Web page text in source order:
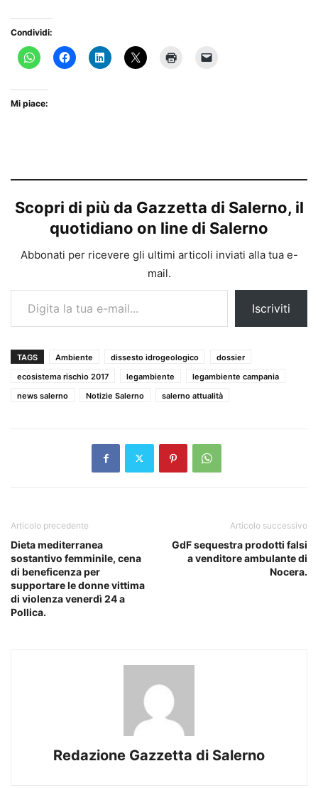
Condividi:
Mi piace:
Scopri di più da Gazzetta di Salerno, il
quotidiano on line di Salerno
Abbonati per ricevere gli ultimi articoli inviati alla tua e-
mail.
Digita la tua e-mail...
Iscriviti
TAGS Ambiente dissesto idrogeologico
dossier
ecosistema rischio 2017
legambiente
legambiente campania
news salerno
Notizie Salerno salerno attualità
Articolo precedente
Dieta mediterranea
sostantivo femminile, cena
di beneficenza per
supportare le donne vittima
di violenza venerdì 24 a
Pollica.
Articolo successivo
GdF sequestra prodotti falsi
a venditore ambulante di
Nocera.
Redazione Gazzetta di Salerno